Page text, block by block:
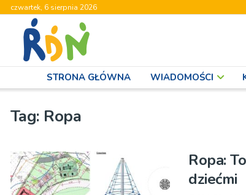
czwartek, 6 sierpnia 2026
STRONA GŁÓWNA WIADOMOŚCI
Tag: Ropa
Ropa:
dziećmi